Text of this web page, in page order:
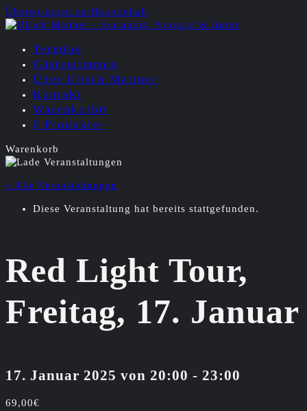
Überspringen zu Hauptinhalt
Termine
Gästestimmen
Über Ulrich Mattner
Kontakt
Warenkorb0
0 Produkte-
Warenkorb
« Alle Veranstaltungen
Diese Veranstaltung hat bereits stattgefunden.
Red Light Tour,
Freitag, 17. Januar
17. Januar 2025 von 20:00 - 23:00
69,00€